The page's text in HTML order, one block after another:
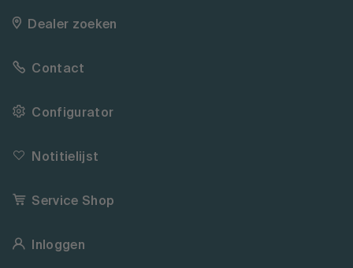
Dealer zoeken
Contact
Configurator
Notitielijst
Service Shop
Inloggen